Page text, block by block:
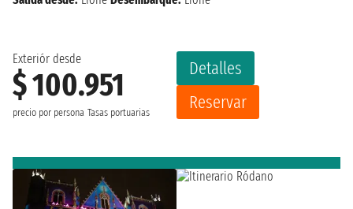
Exteriór desde
$ 100.951
precio por persona Tasas portuarias
Detalles
Reservar